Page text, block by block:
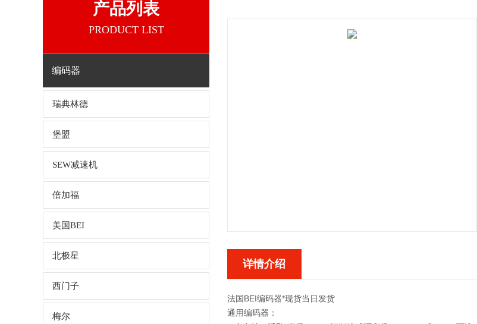
产品列表
PRODUCT LIST
编码器
瑞典林德
堡盟
SEW减速机
倍加福
美国BEI
北极星
西门子
梅尔
详情介绍
法国BEI编码器*现货当日发货
通用编码器：